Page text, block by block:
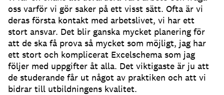
oss varför vi gör saker på ett visst sätt. Ofta är vi
deras första kontakt med arbetslivet, vi har ett
stort ansvar. Det blir ganska mycket planering för
att de ska få prova så mycket som möjligt, jag har
ett stort och komplicerat Excelschema som jag
följer med uppgifter åt alla. Det viktigaste är ju att
de studerande får ut något av praktiken och att vi
bidrar till utbildningens kvalitet.